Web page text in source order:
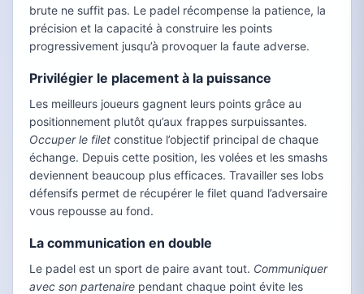
brute ne suffit pas. Le padel récompense la patience, la
précision et la capacité à construire les points
progressivement jusqu’à provoquer la faute adverse.
Privilégier le placement à la puissance
Les meilleurs joueurs gagnent leurs points grâce au
positionnement plutôt qu’aux frappes surpuissantes.
Occuper le filet constitue l’objectif principal de chaque
échange. Depuis cette position, les volées et les smashs
deviennent beaucoup plus efficaces. Travailler ses lobs
défensifs permet de récupérer le filet quand l’adversaire
vous repousse au fond.
La communication en double
Le padel est un sport de paire avant tout. Communiquer
avec son partenaire pendant chaque point évite les